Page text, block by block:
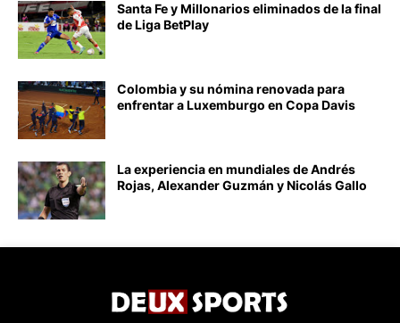
Santa Fe y Millonarios eliminados de la final
de Liga BetPlay
Colombia y su nómina renovada para
enfrentar a Luxemburgo en Copa Davis
La experiencia en mundiales de Andrés
Rojas, Alexander Guzmán y Nicolás Gallo